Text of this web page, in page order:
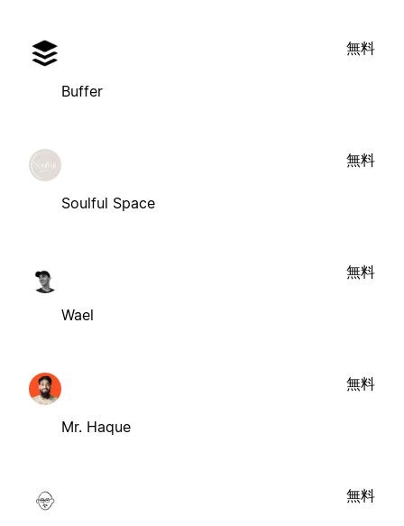
Buffer
無料
Soulful Space
無料
Wael
無料
Mr. Haque
無料
無料